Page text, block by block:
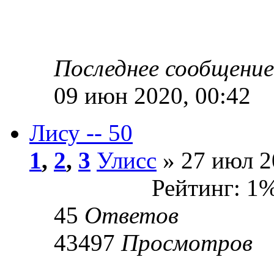
Последнее
09 июн 2020, 00:42
Лису -- 50
1, 2, 3 Улисс » 27 июл
Рейтинг:
45 Ответов
43497 Просмотров